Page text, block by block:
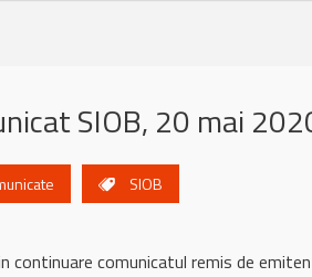
SIOB, 20 mai
SIOB
continuare comunicatul remis de